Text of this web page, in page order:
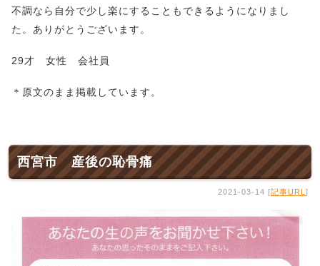
不調なら自分で少し楽にすることもできるようになりまし
た。ありがとうございます。
29才 女性 会社員
＊原文のまま掲載しています。
西宮市 産後の恥骨痛
2021-03-14 [記事URL ]